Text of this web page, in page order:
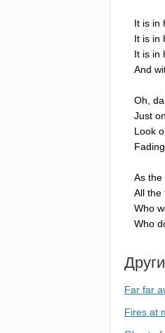
It is in
It is in
It is in
And
Oh
Just
Look
Fading
As the
All the
Who
Who
Far far
Fires at